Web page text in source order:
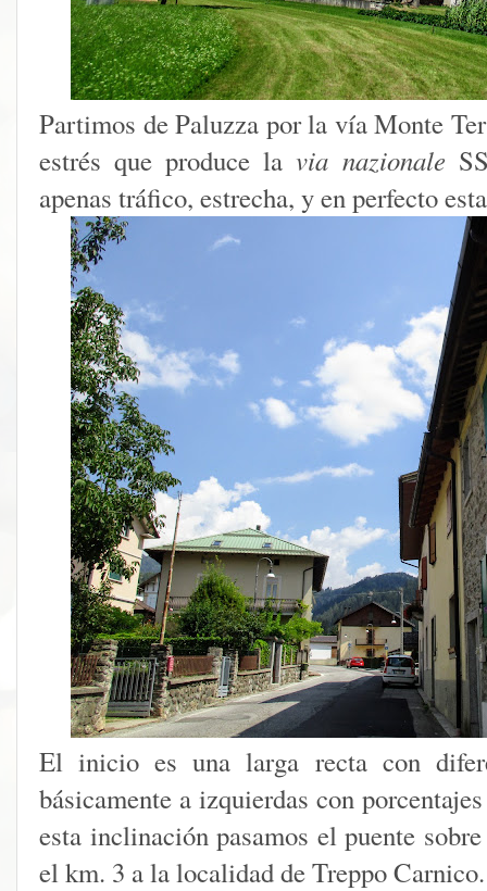
Partimos de Paluzza por la vía Monte
estrés que produce lavia nazionale
apenas tráfico, estrecha, y en perfecto
El inicio es una larga recta con
básicamente a izquierdas con
esta inclinación pasamos el puente
el km. 3 a la localidad de Treppo Carnico.